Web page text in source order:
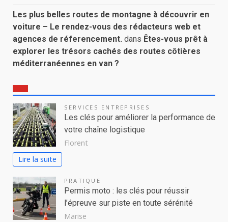
Les plus belles routes de montagne à découvrir en
voiture – Le rendez-vous des rédacteurs web et
agences de réferencement. dans Êtes-vous prêt à
explorer les trésors cachés des routes côtières
méditerranéennes en van ?
SERVICES ENTREPRISES
Les clés pour améliorer la performance de
votre chaîne logistique
Florent
Lire la suite
PRATIQUE
Permis moto : les clés pour réussir
l’épreuve sur piste en toute sérénité
Marise